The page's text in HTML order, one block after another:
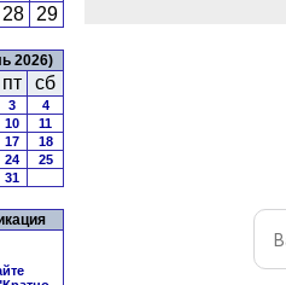
28 29
2026)
пт сб
3
4
10
11
17
18
24
25
31